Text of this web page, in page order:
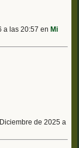
a las 20:57 en Mi
de 2025 a